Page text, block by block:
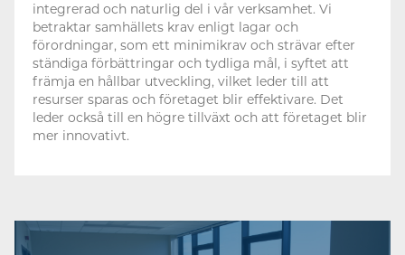
integrerad och naturlig del i vår verksamhet. Vi
betraktar samhällets krav enligt lagar och
förordningar, som ett minimikrav och strävar efter
ständiga förbättringar och tydliga mål, i syftet att
främja en hållbar utveckling, vilket leder till att
resurser sparas och företaget blir effektivare. Det
leder också till en högre tillväxt och att företaget blir
mer innovativt.